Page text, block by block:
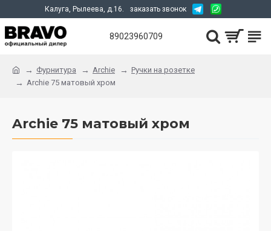
Калуга, Рылеева, д.16. заказать звонок
89023960709
Фурнитура Archie
Ручки на розетке
Archie 75 матовый хром
Archie 75 матовый хром